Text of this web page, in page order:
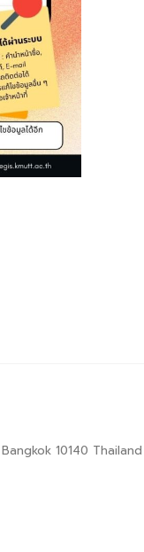
10140 Thailand